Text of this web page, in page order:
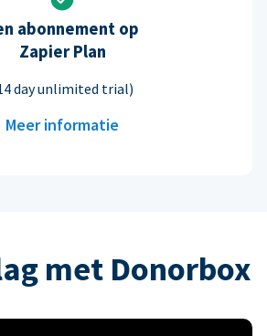
abonnement op
Zapier Plan
day unlimited trial)
Meer informatie
met Donorbox